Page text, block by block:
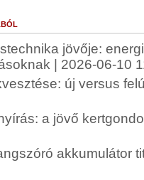
jövője:
| 2026-06-10
új versus
a jövő
akkumulátor